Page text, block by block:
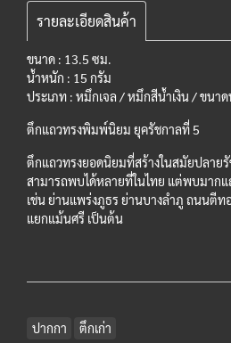
รายละเอียดสินค้า
ขนาด : 13.5 ซม.
น้ำหนัก : 15 กรัม
ประเภท : หมึกเจล / หมึกสีน้ำเงิน / ขนา
ตึกแถวทรงพิมพ์นิยม ยุครัชกาลที่ 5
ตึกแถวทรงยอดนิยมที่สร้างในสมัยปลายรั
สามารถพบได้หลายที่ในไทย แต่พบมากแ
เช่น ย่านแพร่งภูธร ย่านบางลำภู ถนนตีท
แยกแม้นศรี เป็นต้น
ปากกา ตึกเก่า